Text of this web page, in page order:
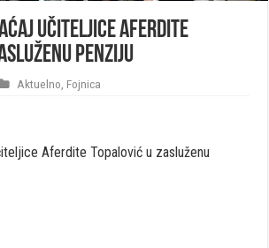
učiteljice Aferdite
penziju
Aktuelno Fojnica
Aferdite Topalović u zasluženu